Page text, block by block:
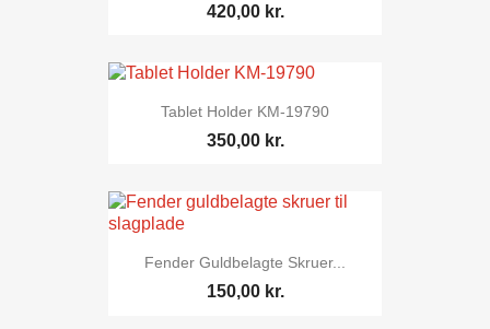
420,00 kr.
Tablet Holder KM-19790
350,00 kr.
Fender Guldbelagte Skruer...
150,00 kr.